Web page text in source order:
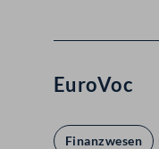
EuroVoc
Finanzwesen